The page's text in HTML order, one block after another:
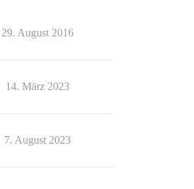
29. August 2016
14. März 2023
7. August 2023